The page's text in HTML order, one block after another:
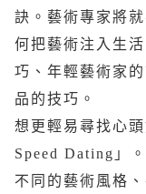
訣。藝術專家將
何把藝術注入生
巧、年輕藝術家
品的技巧。
想更輕易尋找心
Speed Dating」
不同的藝術風格